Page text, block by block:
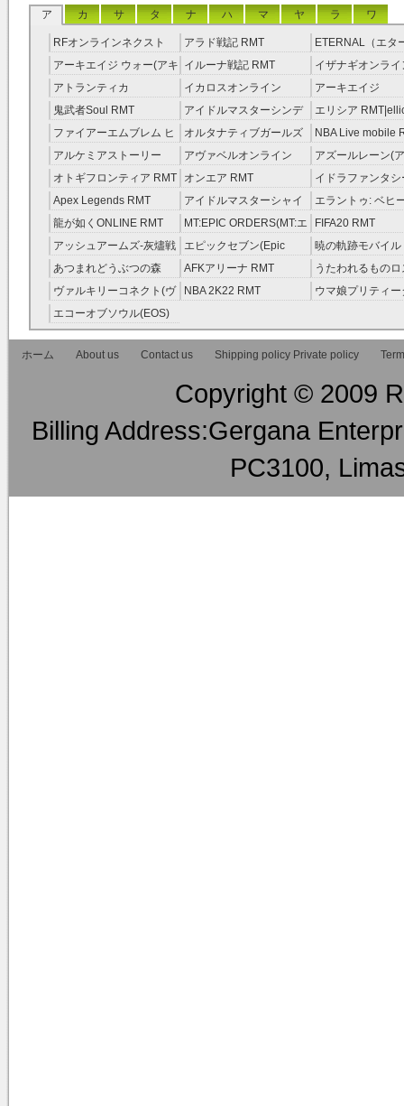
ア カ サ タ ナ ハ マ ヤ ラ ワ
RFオンラインネクスト
RMT
アラド戦記 RMT
ETERNAL（エタ
RMT
アーキエイジ ウォー(アキ
ウオ) RMT
イルーナ戦記 RMT
イザナギオンライ
アトランティカ
RMT|Atlantica RMT
イカロスオンライン
RMT（予約制）
アーキエイジ
RMT|ArcheAge
約制）
鬼武者Soul RMT
アイドルマスターシンデ
レラガールズ(モバマス)
RMT
エリシア
RMT
ファイアーエムブレム ヒ
ーローズ(FEヒーローズ)
RMT
オルタナティブガールズ
RMT
NBA Live mobile
アルケミアストーリー
（アルスト） RMT
アヴァベルオンライン
RMT
アズールレーン(
RMT
オトギフロンティア RMT オンエア RMT
イドラファンタシ
ーサーガ RMT
Apex Legends RMT
アイドルマスターシャイ
ニーカラーズ(シャニマス)
RMT
エラントゥ: ベヒ
ピリット RMT
龍が如くONLINE RMT
MT:EPIC ORDERS(MT:エ
ピック・オーダーズ)
RMT
FIFA20 RMT
アッシュアームズ‐灰燼戦
線 RMT
エピックセブン(Epic
Seven) RMT
暁の軌跡モバイル
伝説 ） RMT
あつまれどうぶつの森
RMT
AFKアリーナ RMT
うたわれるもの
ラグ(ロスフラ)
ヴァルキリーコネクト(ヴ
ァルコネ) RMT
NBA 2K22 RMT
ウマ娘プリティー
エコーオブソウル(EOS)
RMT
ホーム
About us Contact us Shipping policy Private policy
Copyright © 2009
Billing Address:Gergana
PC3100,